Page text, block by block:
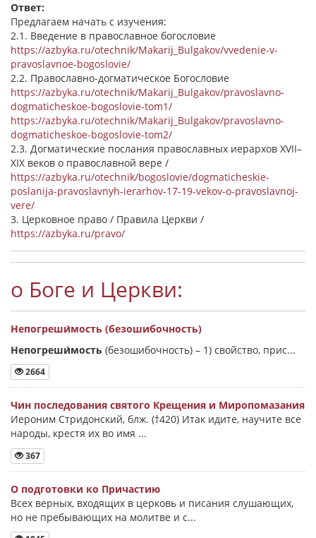
Ответ:
Предлагаем начать с изучения:
2.1. Введение в православное богословие
https://azbyka.ru/otechnik/Makarij_Bulgakov/vvedenie-v-
pravoslavnoe-bogoslovie/
2.2. Православно-догматическое Богословие
https://azbyka.ru/otechnik/Makarij_Bulgakov/pravoslavno-
dogmaticheskoe-bogoslovie-tom1/
https://azbyka.ru/otechnik/Makarij_Bulgakov/pravoslavno-
dogmaticheskoe-bogoslovie-tom2/
2.3. Догматические послания православных иерархов XVII–
XIX веков о православной вере /
https://azbyka.ru/otechnik/bogoslovie/dogmaticheskie-
poslanija-pravoslavnyh-ierarhov-17-19-vekov-o-pravoslavnoj-
vere/
3. Церковное право / Правила Церкви /
https://azbyka.ru/pravo/
о Боге и Церкви:
Непогреши́мость (безошибочность)
Непогреши́мость (безошибочность) – 1) свойство, прис...
2664
Чин последования святого Крещения и Миропомазания
Иероним Стридонский, блж. (†420) Итак идите, научите все
народы, крестя их во имя ...
367
О подготовки ко Причастию
Всех верных, входящих в церковь и писания слушающих,
но не пребывающих на молитве и с...